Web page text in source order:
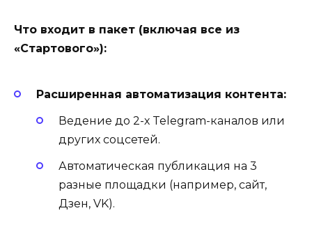
Что входит в пакет (включая все из
«Стартового»):
Расширенная автоматизация контента:
Ведение до 2-х Telegram-каналов или
других соцсетей.
Автоматическая публикация на 3
разные площадки (например, сайт,
Дзен, VK).